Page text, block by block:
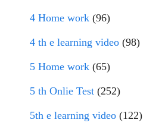
4 Home work (96)
4 th e learning video (98)
5 Home work (65)
5 th Onlie Test (252)
5th e learning video (122)